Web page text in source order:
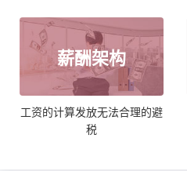
薪酬架构
工资的计算发放无法合理的避
税